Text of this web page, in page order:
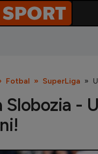
Fotbal SuperLiga
Slobozia -